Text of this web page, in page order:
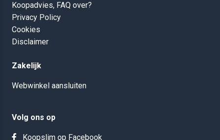
Koopadvies, FAQ over?
Privacy Policy
Cookies
Disclaimer
Zakelijk
Webwinkel aansluiten
Volg ons op
Koopslim op Facebook